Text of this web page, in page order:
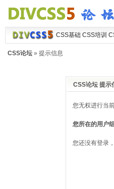
CSS基础 CSS培训
CSS论坛» 提示信息
CSS论坛 提示
您无权进行当
您所在的用户
您还没有登录